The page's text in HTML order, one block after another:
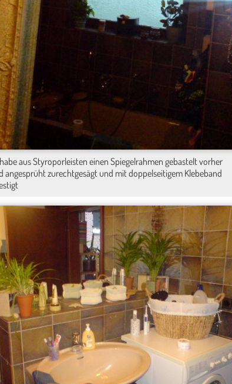
Dachterrasse
aus Styroporleisten einen Spiegelrahmen gebastelt vorher
angesprüht zurechtgesägt und mit doppelseitigem Klebeband